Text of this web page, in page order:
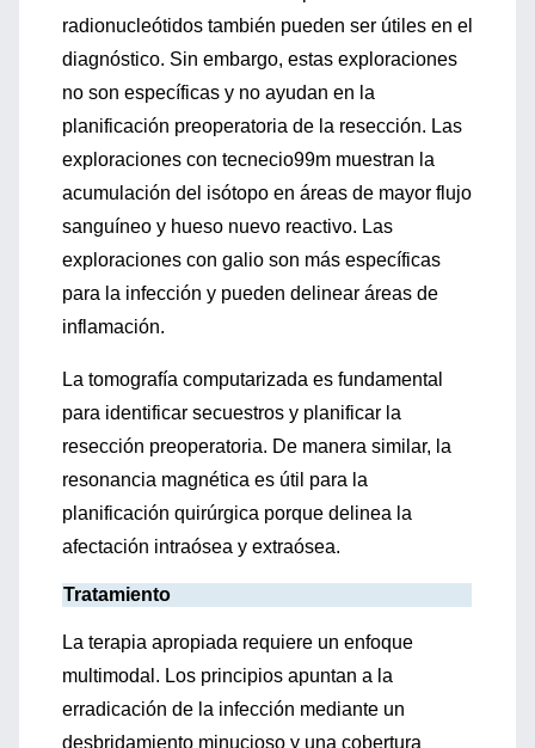
radionucleótidos también pueden ser útiles en el
diagnóstico. Sin embargo, estas exploraciones
no son específicas y no ayudan en la
planificación preoperatoria de la resección. Las
exploraciones con tecnecio99m muestran la
acumulación del isótopo en áreas de mayor flujo
sanguíneo y hueso nuevo reactivo. Las
exploraciones con galio son más específicas
para la infección y pueden delinear áreas de
inflamación.
La tomografía computarizada es fundamental
para identificar secuestros y planificar la
resección preoperatoria. De manera similar, la
resonancia magnética es útil para la
planificación quirúrgica porque delinea la
afectación intraósea y extraósea.
Tratamiento
La terapia apropiada requiere un enfoque
multimodal. Los principios apuntan a la
erradicación de la infección mediante un
desbridamiento minucioso y una cobertura